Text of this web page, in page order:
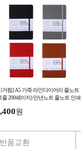
거찜] A5 가죽 라인다이어리 줄노트
줄 200페이지) 만년노트 줄노트 인쇄
원
반품교환